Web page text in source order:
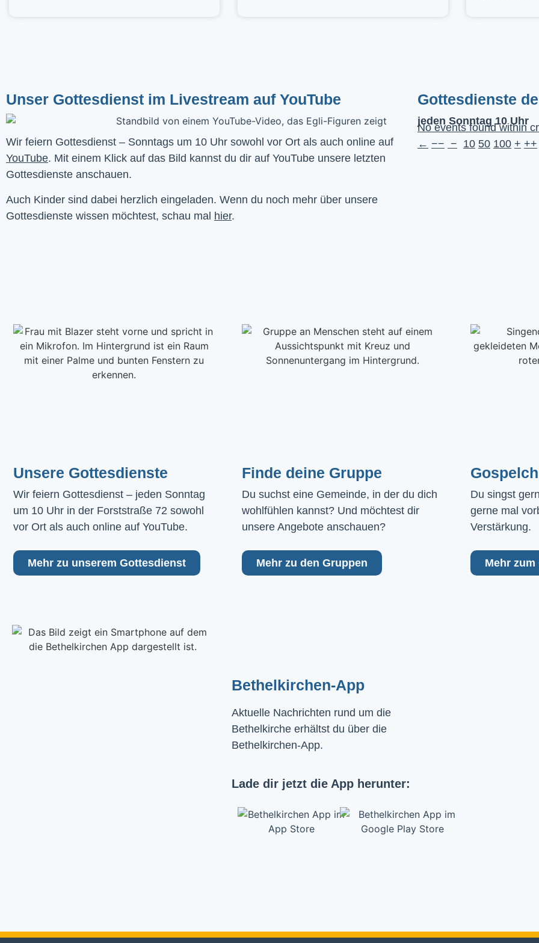
Unser Gottesdienst im Livestream auf YouTube
YouTube. Mit einem Klick auf das Bild kannst du dir auf YouTube unsere letzten
Gottesdienste anschauen.
Auch Kinder sind dabei herzlich eingeladen. Wenn du noch mehr über unsere
Gottesdienste wissen möchtest, schau mal hier.
Gottesdienste
jeden Sonntag 10 Uhr
No events found within
← −− − 10 50 100 + ++
Unsere Gottesdienste
Wir feiern Gottesdienst – jeden Sonntag
um 10 Uhr in der Forststraße 72 sowohl
vor Ort als auch online auf YouTube.
Mehr zu unserem Gottesdienst
Finde deine Gruppe
Du suchst eine Gemeinde, in der du dich
wohlfühlen kannst? Und möchtest dir
unsere Angebote anschauen?
Mehr zu den Gruppen
Du singst
gerne mal
Verstärkung.
Mehr
Bethelkirchen-App
Aktuelle Nachrichten rund um die
Bethelkirche erhältst du über die
Bethelkirchen-App.
Lade dir jetzt die App herunter: